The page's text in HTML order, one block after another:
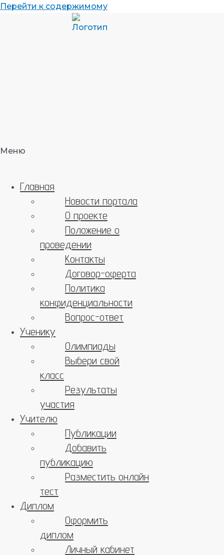
Перейти к содержимому
Меню
Главная
Новости портала
О проекте
Положение о
проведении
Контакты
Договор-оферта
Политика
конфиденциальности
Вопрос-ответ
Ученику
Олимпиады
Выбери свой
класс
Результаты
участия
Учителю
Публикации
Добавить
публикацию
Разместить онлайн
тест
Диплом
Оформить
диплом
Личный кабинет